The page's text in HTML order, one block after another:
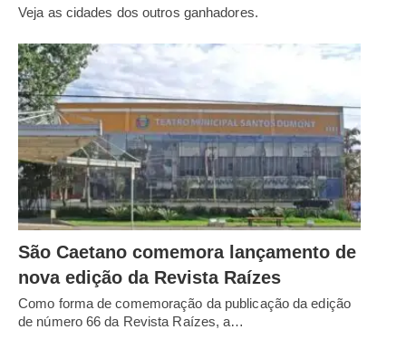
Veja as cidades dos outros ganhadores.
São Caetano comemora lançamento de
nova edição da Revista Raízes
Como forma de comemoração da publicação da edição
de número 66 da Revista Raízes, a…